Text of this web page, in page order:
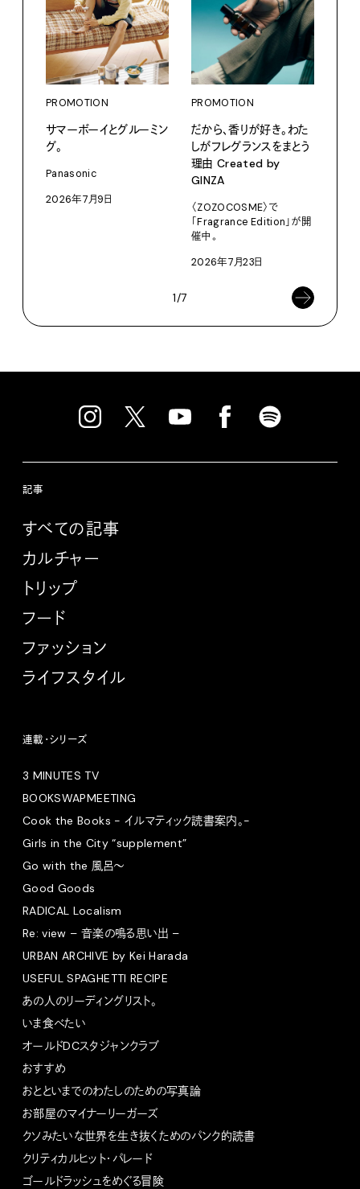
PROMOTION
サマーボーイとグルーミン
グ。
Panasonic
2026年7月9日
PROMOTION
だから、香りが好き。わた
しがフレグランスをまとう
理由 Created by
GINZA
〈ZOZOCOSME〉で
「Fragrance Edition」が開
催中。
2026年7月23日
1/7
記事
すべての記事
カルチャー
トリップ
フード
ファッション
ライフスタイル
連載・シリーズ
3 MINUTES TV
BOOKSWAPMEETING
Cook the Books - イルマティック読書案内。-
Girls in the City “supplement”
Go with the 風呂〜
Good Goods
RADICAL Localism
Re: view – 音楽の鳴る思い出 –
URBAN ARCHIVE by Kei Harada
USEFUL SPAGHETTI RECIPE
あの人のリーディングリスト。
いま食べたい
オールドDCスタジャンクラブ
おすすめ
おとといまでのわたしのための写真論
お部屋のマイナーリーガーズ
クソみたいな世界を生き抜くためのパンク的読書
クリティカルヒット・パレード
ゴールドラッシュをめぐる冒険